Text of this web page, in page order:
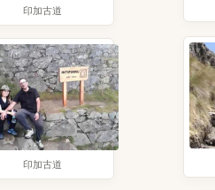
印加古道
印加古道